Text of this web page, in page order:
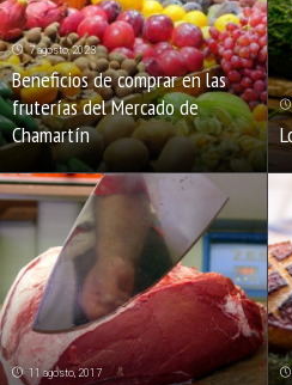
7 agosto, 2023
Beneficios de comprar en las
fruterías del Mercado de
Chamartín
11 agosto, 2017